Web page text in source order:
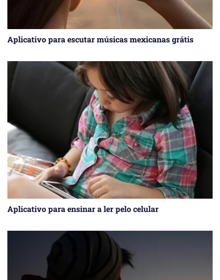
Aplicativo para escutar músicas mexicanas grátis
Aplicativo para ensinar a ler pelo celular